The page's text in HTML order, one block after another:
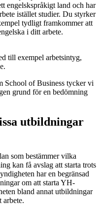
engelskspråkigt land och har
istället studier. Du styrker
tydligt framkommer att
i ditt arbete.
till exempel arbetsintyg,
School of Business tycker vi
grund för en bedömning
utbildningar
som bestämmer vilka
kan få avslag att starta trots
har en begränsad
om att starta YH-
bland annat utbildningar
arbete.